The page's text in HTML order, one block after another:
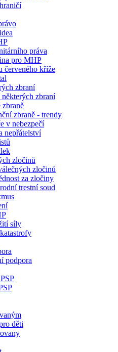
práva
pro MHP
červeného kříže
zbraní
některých zbraní
zbraně
zbraně - trendy
v nebezpečí
nepřátelství
zločinů
zločinů
za zločiny
trestní soud
síly
podpora
děti